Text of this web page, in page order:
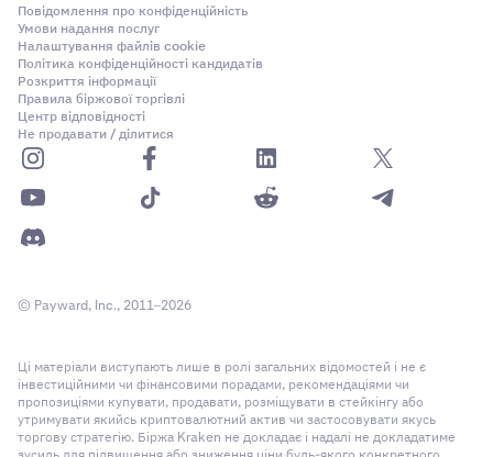
Повідомлення про конфіденційність
Умови надання послуг
Налаштування файлів cookie
Політика конфіденційності кандидатів
Розкриття інформації
Правила біржової торгівлі
Центр відповідності
Не продавати / ділитися
© Payward, Inc., 2011–2026
Ці матеріали виступають лише в ролі загальних відомостей і не є
інвестиційними чи фінансовими порадами, рекомендаціями чи
пропозиціями купувати, продавати, розміщувати в стейкінгу або
утримувати якийсь криптовалютний актив чи застосовувати якусь
торгову стратегію. Біржа Kraken не докладає і надалі не докладатиме